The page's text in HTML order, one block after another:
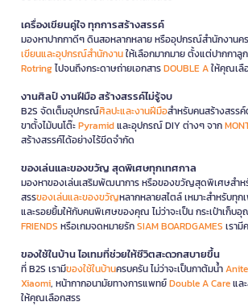
เครื่องเขียนคู่ใจ ทุกการสร้างสรรค์
มองหาปากกาดีๆ ดินสอหลากหลาย หรืออุปกรณ์สำนักงานค
เขียนและอุปกรณ์สำนักงานให้เลือกมากมาย ตั้งแต่ปากกาลู
Rotringไปจนถึงกระดาษถ่ายเอกสารDOUBLE Aให้คุณเลื
งานศิลป์ งานฝีมือ สร้างสรรค์ไม่รู้จบ
B2S จัดเต็มอุปกรณ์ศิลปะและงานฝีมือสำหรับคนสร้างสรร
ขาตั้งไม้บนโต๊ะPyramidและอุปกรณ์ DIY ต่างๆ จาก
สร้างสรรค์ได้อย่างไร้ขีดจำกัด
ของเล่นและของขวัญ สุดพิเศษทุกเทศกาล
มองหาของเล่นเสริมพัฒนาการ หรือของขวัญสุดพิเศษสำหรั
สรรของเล่นและของขวัญหลากหลายสไตล์ เหมาะสำหรับทุ
และรอยยิ้มให้กับคนพิเศษของคุณ ไม่ว่าจะเป็น กระเป๋าเก็บ
FRIENDS หรือเกมจดหมายรักSIAM BOARDGAMES เรามี
ของใช้ในบ้าน ไอเทมที่ช่วยให้ชีวิตสะดวกสบายขึ้น
ที่ B2S เรามีของใช้ในบ้านครบครัน ไม่ว่าจะเป็นกาต้มน้ำ
Xiaomi, หน้ากากอนามัยทางการแพทย์Double A Careแล
ให้คุณเลือกสรร